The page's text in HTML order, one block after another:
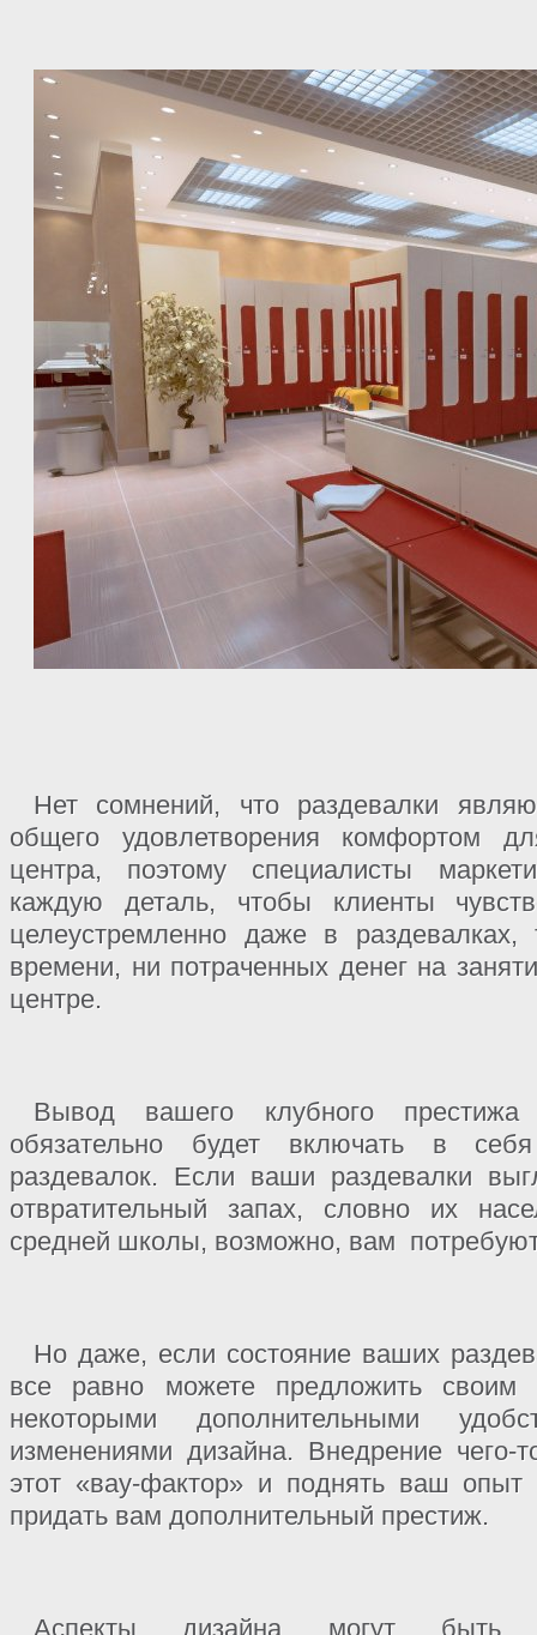
Нет сомнений, что раздевалки
общего удовлетворения комфортом
центра, поэтому специалисты
каждую деталь, чтобы клиенты
целеустремленно даже в
времени, ни потраченных денег на
центре.
Вывод вашего клубного
обязательно будет включать в
раздевалок. Если ваши раздевалки
отвратительный запах, словно их
средней школы, возможно, вам
Но даже, если состояние ваших
все равно можете предложить своим
некоторыми дополнительными
изменениями дизайна. Внедрение чего-
этот «вау-фактор» и поднять ваш
придать вам дополнительный престиж.
Аспекты дизайна могут быть